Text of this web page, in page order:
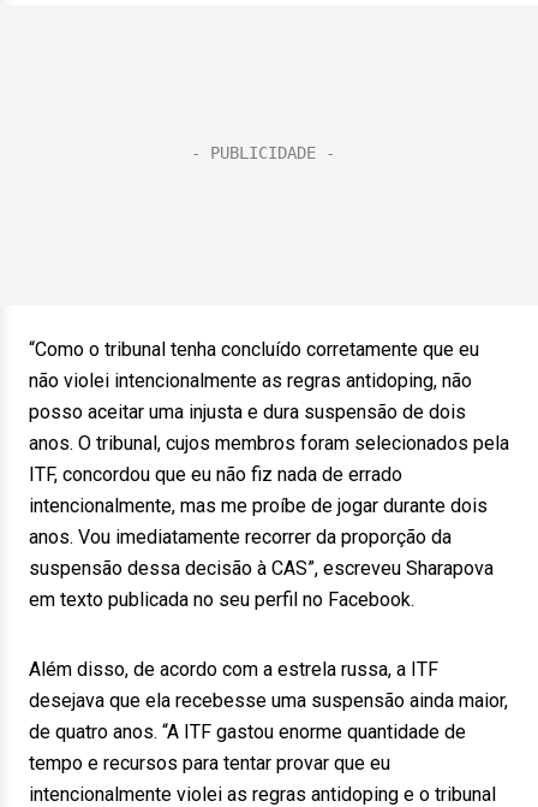
“Como o tribunal tenha concluído corretamente que eu
não violei intencionalmente as regras antidoping, não
posso aceitar uma injusta e dura suspensão de dois
anos. O tribunal, cujos membros foram selecionados pela
ITF, concordou que eu não fiz nada de errado
intencionalmente, mas me proíbe de jogar durante dois
anos. Vou imediatamente recorrer da proporção da
suspensão dessa decisão à CAS”, escreveu Sharapova
em texto publicada no seu perfil no Facebook.
Além disso, de acordo com a estrela russa, a ITF
desejava que ela recebesse uma suspensão ainda maior,
de quatro anos. “A ITF gastou enorme quantidade de
tempo e recursos para tentar provar que eu
intencionalmente violei as regras antidoping e o tribunal